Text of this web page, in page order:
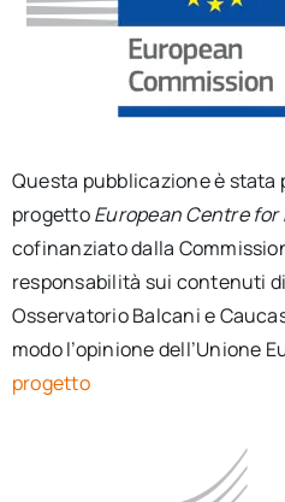
Questa pubblicazione è stata
progettoEuropean Centre for
cofinanziato dalla
responsabilità sui contenuti
Osservatorio Balcani e
modo l’opinione dell’Unione
progetto